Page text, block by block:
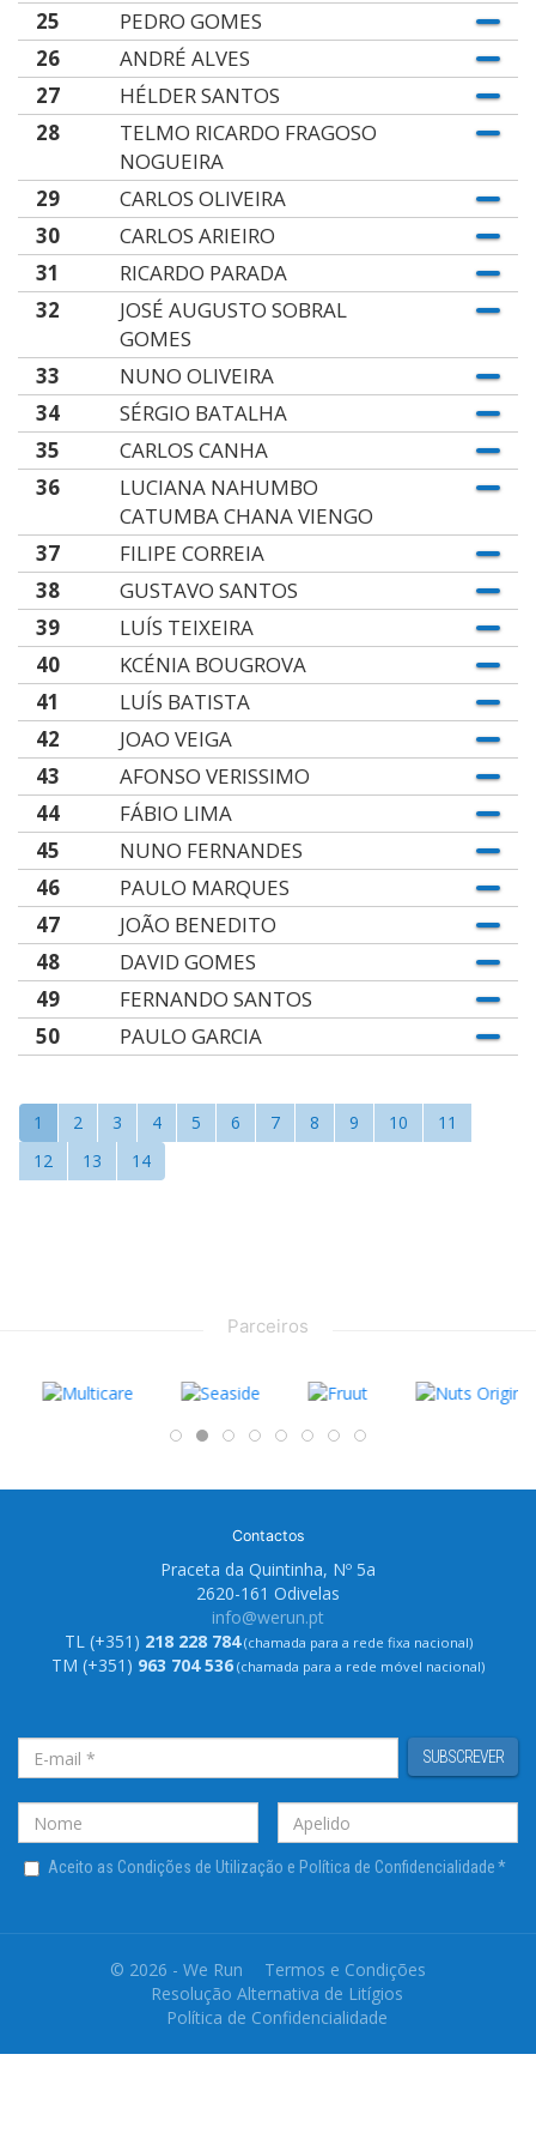
25
PEDRO GOMES
26
ANDRÉ ALVES
27
HÉLDER SANTOS
28
TELMO RICARDO FRAGOSO
NOGUEIRA
29
CARLOS OLIVEIRA
30
CARLOS ARIEIRO
31
RICARDO PARADA
32
JOSÉ AUGUSTO SOBRAL
GOMES
33
NUNO OLIVEIRA
34
SÉRGIO BATALHA
35
CARLOS CANHA
36
LUCIANA NAHUMBO
CATUMBA CHANA VIENGO
37
FILIPE CORREIA
38
GUSTAVO SANTOS
39
LUÍS TEIXEIRA
40
KCÉNIA BOUGROVA
41
LUÍS BATISTA
42
JOAO VEIGA
43
AFONSO VERISSIMO
44
FÁBIO LIMA
45
NUNO FERNANDES
46
PAULO MARQUES
47
JOÃO BENEDITO
48
DAVID GOMES
49
FERNANDO SANTOS
50
PAULO GARCIA
1 2 3 4 5 6 7 8 9 10
11
12
13 14
Parceiros
Contactos
Praceta da Quintinha, Nº 5a
2620-161 Odivelas
info@werun.pt
TL (+351) 218 228 784(chamada para a rede fixa nacional)
TM (+351) 963 704 536 (chamada para a rede móvel nacional)
SUBSCREVER
Aceito as Condições de Utilização e Política de Confidencialidade*
© 2026 - We Run
Termos e Condições
Resolução Alternativa de Litígios
Política de Confidencialidade